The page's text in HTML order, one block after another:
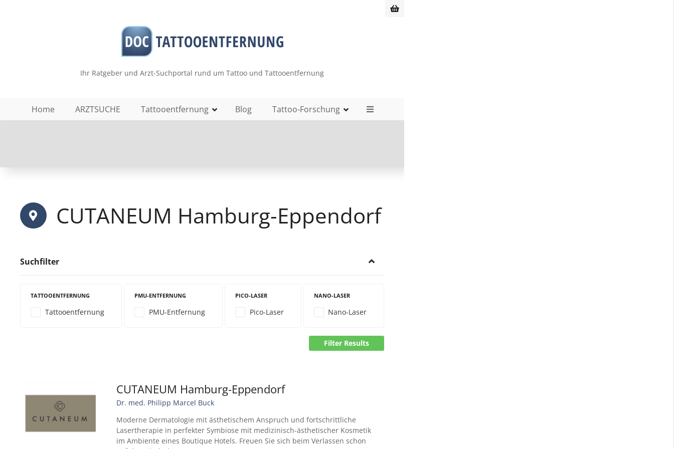
Ihr Ratgeber und Arzt-Suchportal rund um Tattoo und Tattooentfernung
Home ARZTSUCHE Tattooentfernung Blog Tattoo-Forschung
CUTANEUM Hamburg-Eppendorf
Suchfilter
TATTOOENTFERNUNG
Tattooentfernung
PMU-ENTFERNUNG
PMU-Entfernung
PICO-LASER
Pico-Laser
NANO-LASER
Nano-Laser
Filter Results
CUTANEUM Hamburg-Eppendorf
Dr. med. Philipp Marcel Buck
Moderne Dermatologie mit ästhetischem Anspruch und fortschrittliche
Lasertherapie in perfekter Symbiose mit medizinisch-ästhetischer Kosmetik
im Ambiente eines Boutique Hotels. Freuen Sie sich beim Verlassen schon